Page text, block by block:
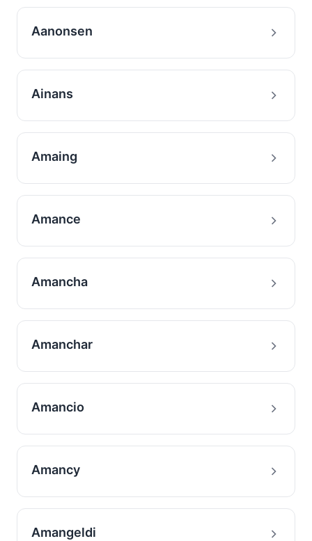
Aanonsen
Ainans
Amaing
Amance
Amancha
Amanchar
Amancio
Amancy
Amangeldi